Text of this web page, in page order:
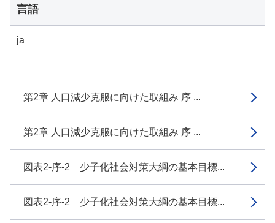
第2章 人口減少克服に向けた取組み 序 ...
第2章 人口減少克服に向けた取組み 序 ...
図表2-序-2 少子化社会対策大綱の基本目標...
図表2-序-2 少子化社会対策大綱の基本目標...
言語
ja